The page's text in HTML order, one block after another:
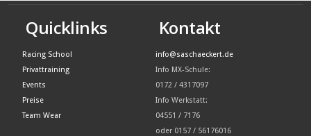
Quicklinks
Racing School
Privattraining
Events
Preise
Team Wear
Kontakt
info@saschaeckert.de
Info MX-Schule:
0172 / 4317097
Info Werkstatt:
04551 / 7176
oder 0157 / 56176016